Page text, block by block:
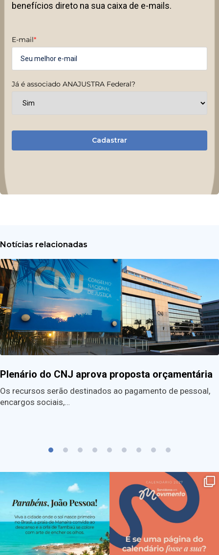
benefícios direto na sua caixa de e-mails.
E-mail*
Já é associado ANAJUSTRA Federal?
Cadastrar
Notícias relacionadas
Plenário do CNJ aprova proposta orçamentária
Os recursos serão destinados ao pagamento de pessoal,
encargos sociais,…